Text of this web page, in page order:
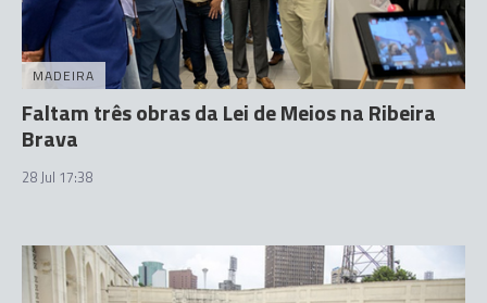
MADEIRA
Faltam três obras da Lei de Meios na Ribeira
Brava
28 Jul 17:38